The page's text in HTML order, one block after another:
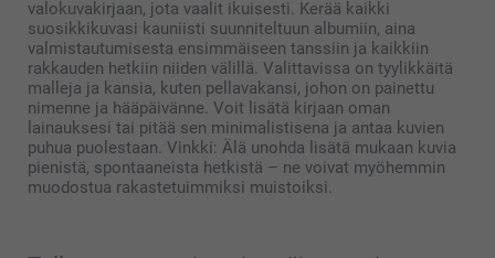
valokuvakirjaan, jota vaalit ikuisesti. Kerää kaikki
suosikkikuvasi kauniisti suunniteltuun albumiin, aina
valmistautumisesta ensimmäiseen tanssiin ja kaikkiin
rakkauden hetkiin niiden välillä. Valittavissa on tyylikkäitä
malleja ja kansia, kuten pellavakansi, johon on painettu
nimenne ja hääpäivänne. Voit lisätä kirjaan oman
lainauksesi tai pitää sen minimalistisena ja antaa kuvien
puhua puolestaan. Vinkki: Älä unohda lisätä mukaan kuvia
pienistä, spontaaneista hetkistä – ne voivat myöhemmin
muodostua rakastetuimmiksi muistoiksi.